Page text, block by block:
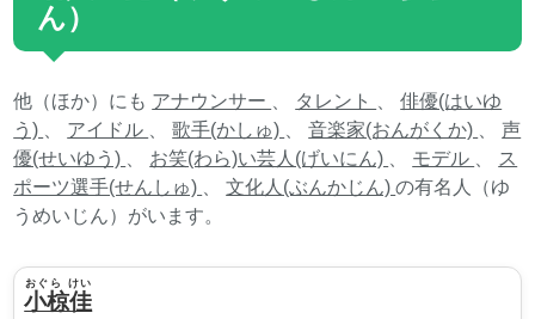
ん）
他（ほか）にも アナウンサー タレント 、俳優(はいゆ
う)
アイドル 、歌手(かしゅ) 、音楽家(おんがくか) 、声
優(せいゆう)
お笑(わら)い芸人(げいにん) モデル
ス
ポーツ選手(せんしゅ)
、文化人(ぶんかじん)の有名人（ゆ
うめいじん）がいます。
小椋佳
おぐら けい